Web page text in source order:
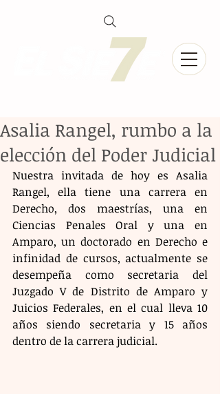
Asalia Rangel, rumbo a la
elección del Poder Judicial
Nuestra invitada de hoy es Asalia
Rangel, ella tiene una carrera en
Derecho, dos maestrías, una en
Ciencias Penales Oral y una en
Amparo, un doctorado en Derecho e
infinidad de cursos, actualmente se
desempeña como secretaria del
Juzgado V de Distrito de Amparo y
Juicios Federales, en el cual lleva 10
años siendo secretaria y 15 años
dentro de la carrera judicial.